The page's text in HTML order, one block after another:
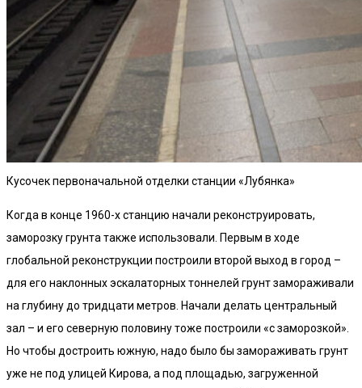
Кусочек первоначальной отделки станции «Лубянка»
Когда в конце 1960-х станцию начали реконструировать,
заморозку грунта также использовали. Первым в ходе
глобальной реконструкции построили второй выход в город –
для его наклонных эскалаторных тоннелей грунт замораживали
на глубину до тридцати метров. Начали делать центральный
зал – и его северную половину тоже построили «с заморозкой».
Но чтобы достроить южную, надо было бы замораживать грунт
уже не под улицей Кирова, а под площадью, загруженной